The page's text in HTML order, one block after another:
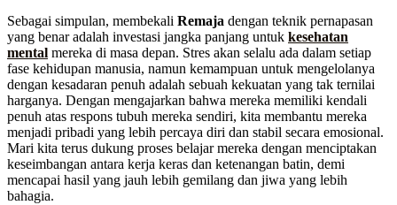
Sebagai simpulan, membekali Remaja dengan teknik pernapasan
yang benar adalah investasi jangka panjang untuk kesehatan
mental mereka di masa depan. Stres akan selalu ada dalam setiap
fase kehidupan manusia, namun kemampuan untuk mengelolanya
dengan kesadaran penuh adalah sebuah kekuatan yang tak ternilai
harganya. Dengan mengajarkan bahwa mereka memiliki kendali
penuh atas respons tubuh mereka sendiri, kita membantu mereka
menjadi pribadi yang lebih percaya diri dan stabil secara emosional.
Mari kita terus dukung proses belajar mereka dengan menciptakan
keseimbangan antara kerja keras dan ketenangan batin, demi
mencapai hasil yang jauh lebih gemilang dan jiwa yang lebih
bahagia.